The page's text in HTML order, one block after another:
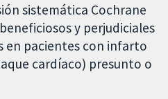
sistemática Cochrane
y perjudiciales
en pacientes con infarto
cardíaco) presunto o